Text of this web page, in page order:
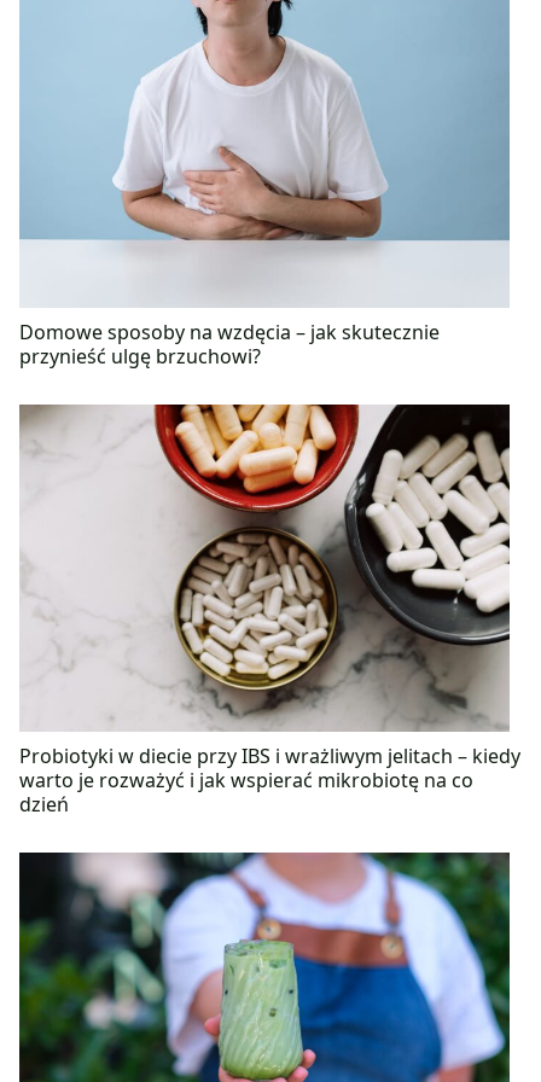
Domowe sposoby na wzdęcia – jak skutecznie
przynieść ulgę brzuchowi?
Probiotyki w diecie przy IBS i wrażliwym jelitach – kiedy
warto je rozważyć i jak wspierać mikrobiotę na co
dzień